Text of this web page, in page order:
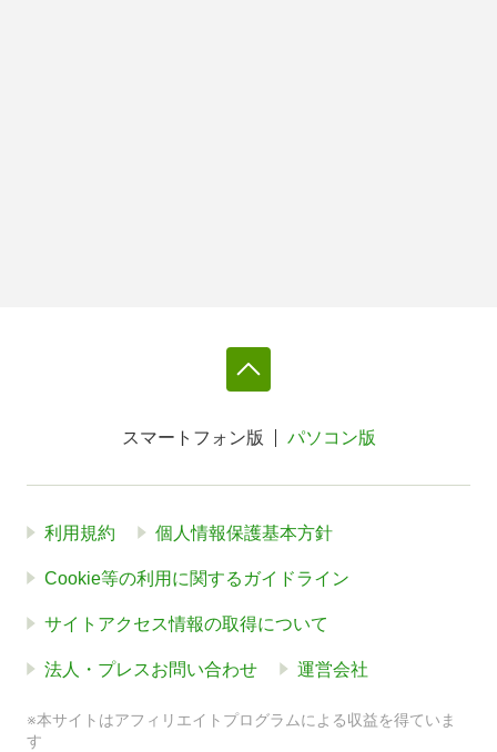
スマートフォン版 パソコン版
利用規約 個人情報保護基本方針
Cookie等の利用に関するガイドライン
サイトアクセス情報の取得について
法人・プレスお問い合わせ 運営会社
※本サイトはアフィリエイトプログラムによる収益を得ていま
す